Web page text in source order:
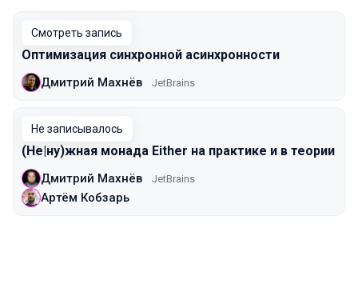
Смотреть запись
Оптимизация синхронной асинхронности
Дмитрий Махнёв JetBrains
Не записывалось
(Не|ну)жная монада Either на практике и в теории
Дмитрий Махнёв JetBrains
Артём Кобзарь